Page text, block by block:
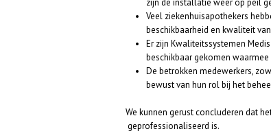
Veel ziekenhuisapothekers
beschikbaarheid en kwaliteit
Er zijn Kwaliteitssystemen
beschikbaar gekomen
De betrokken medewerkers,
bewust van hun rol bij het
We kunnen gerust concluderen dat
geprofessionaliseerd is.